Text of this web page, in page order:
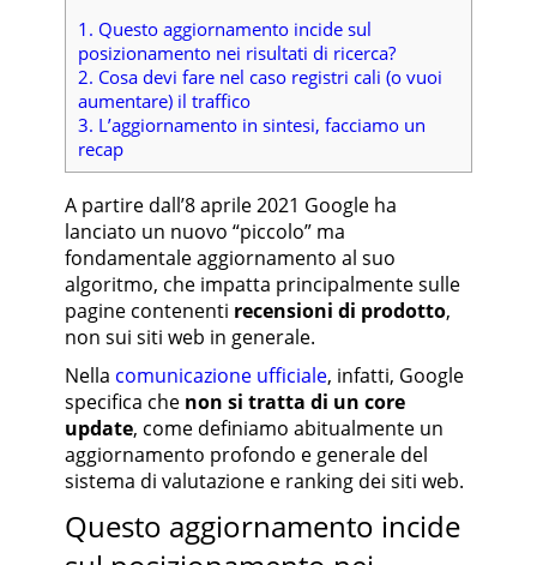
1. Questo aggiornamento incide sul
posizionamento nei risultati di ricerca?
2. Cosa devi fare nel caso registri cali (o vuoi
aumentare) il traffico
3. L’aggiornamento in sintesi, facciamo un
recap
A partire dall’8 aprile 2021 Google ha
lanciato un nuovo “piccolo” ma
fondamentale aggiornamento al suo
algoritmo, che impatta principalmente sulle
pagine contenenti recensioni di prodotto,
non sui siti web in generale.
Nella comunicazione ufficiale, infatti, Google
specifica che non si tratta di un core
update, come definiamo abitualmente un
aggiornamento profondo e generale del
sistema di valutazione e ranking dei siti web.
Questo aggiornamento incide